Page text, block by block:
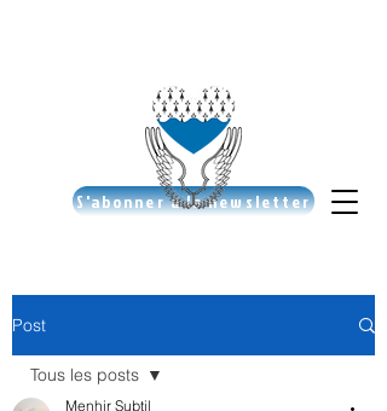
S'abonner à la newsletter
Post
Tous les posts
Menhir Subtil